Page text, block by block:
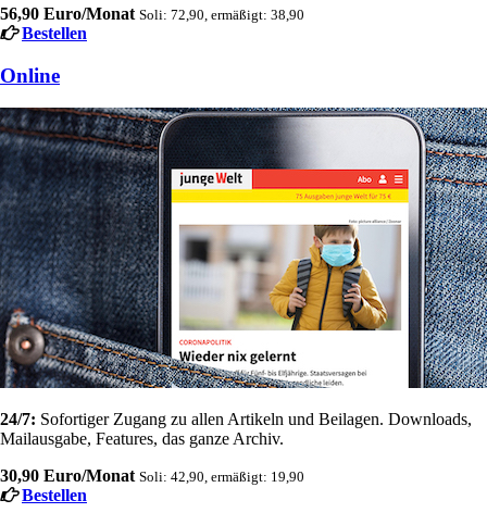
56,90 Euro/Monat Soli: 72,90, ermäßigt: 38,90
Bestellen
Online
24/7: Sofortiger Zugang zu allen Artikeln und Beilagen. Downloads,
Mailausgabe, Features, das ganze Archiv.
30,90 Euro/Monat Soli: 42,90, ermäßigt: 19,90
Bestellen